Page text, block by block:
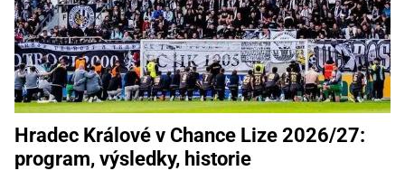
Hradec Králové v Chance Lize 2026/27:
program, výsledky, historie